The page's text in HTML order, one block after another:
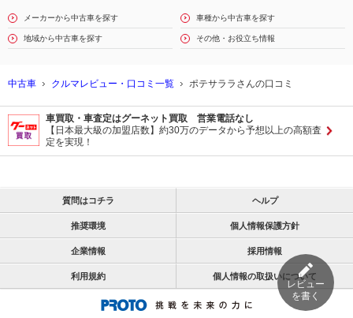
レビュー
を書く
メーカーから中古車を探す 車種から中古車を探す
地域から中古車を探す その他・お役立ち情報
中古車 クルマレビュー・口コミ一覧 ポテサララさんの口コミ
車買取・車査定はグーネット買取 営業電話なし
【日本最大級の加盟店数】約30万のデータから予想以上の高額査
定を実現！
質問はコチラ ヘルプ
推奨環境 個人情報保護方針
企業情報 採用情報
利用規約 個人情報の取扱いについて